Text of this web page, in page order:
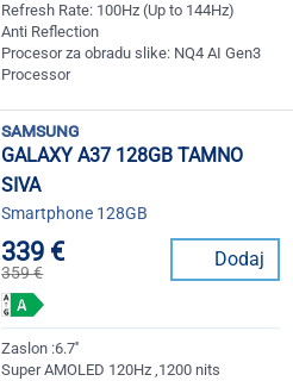
Refresh Rate: 100Hz (Up to 144Hz)
Anti Reflection
Procesor za obradu slike: NQ4 AI Gen3
Processor
samsung
GALAXY A37 128GB TAMNO
SIVA
Smartphone 128GB
339 €
359 €
Dodaj
Zaslon :6.7''
Super AMOLED 120Hz ,1200 nits